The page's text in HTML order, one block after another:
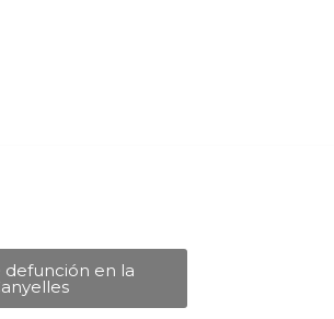
en la